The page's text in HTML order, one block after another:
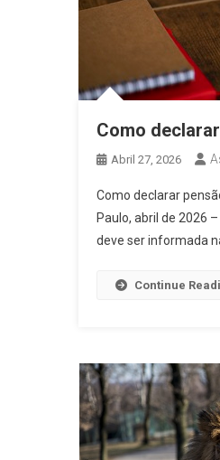
Como
Abril 27, 2026
Como declarar
Paulo, abril de 2026
deve ser informada
Continue